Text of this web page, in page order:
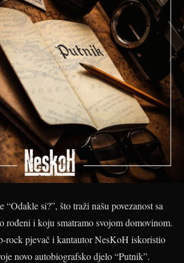
“Odakle si?”, što traži našu povezanost sa
rođeni i koju smatramo svojom domovinom.
rock pjevač i kantautor NesKoH iskoristio
novo autobiografsko djelo “Putnik”.